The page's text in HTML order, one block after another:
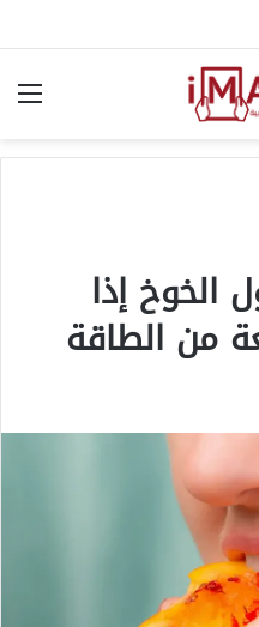
الخوخ إذا
من الطاقة